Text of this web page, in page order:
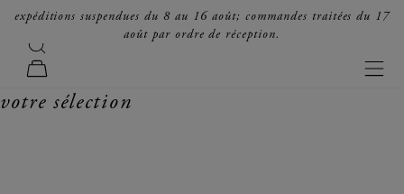
passer au contenu
expéditions suspendues du 8 au 16 août; commandes traitées du 17
août par ordre de réception.
forte_forte
recherche
panier
votre sélection